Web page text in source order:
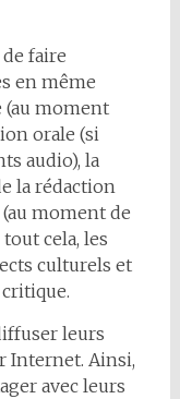
faire
en même
(au moment
orale (si
audio), la
la rédaction
moment de
cela, les
culturels et
leurs
Internet. Ainsi,
avec leurs